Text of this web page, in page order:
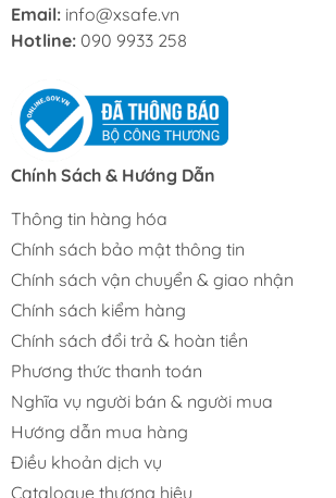
Email: info@xsafe.vn
Hotline: 090 9933 258
Chính Sách & Hướng Dẫn
Thông tin hàng hóa
Chính sách bảo mật thông tin
Chính sách vận chuyển & giao nhận
Chính sách kiểm hàng
Chính sách đổi trả & hoàn tiền
Phương thức thanh toán
Nghĩa vụ người bán & người mua
Hướng dẫn mua hàng
Điều khoản dịch vụ
Catalogue thương hiệu